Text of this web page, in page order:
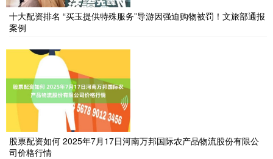
十大配资排名 “买玉提供特殊服务”导游因强迫购物被罚！文旅部通报
案例
股票配资如何 2025年7月17日河南万邦国际农产品物流股份有限公
司价格行情